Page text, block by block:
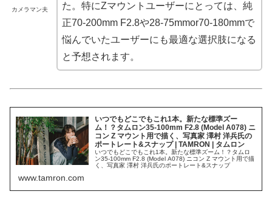
カメラマン夫
た。特にZマウントユーザーにとっては、純
正70-200mm F2.8や28-75mmor70-180mmで
悩んでいたユーザーにも最適な選択肢になる
と予想されます。
いつでもどこでもこれ1本。新たな標準ズー
ム！？タムロン35-100mm F2.8 (Model A078) ニ
コン Z マウント用で描く、写真家 澤村 洋兵氏の
ポートレート&スナップ | TAMRON | タムロン
いつでもどこでもこれ1本。新たな標準ズーム！？タムロ
ン35-100mm F2.8 (Model A078) ニコン Z マウント用で描
く、写真家 澤村 洋兵氏のポートレート&スナップ
www.tamron.com